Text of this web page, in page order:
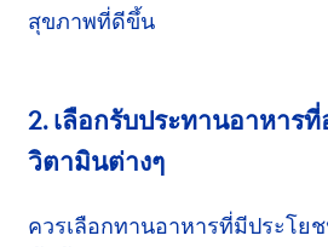
สุขภาพที่ดีขึ้น
2. เลือกรับประทานอาหาร
วิตามินต่างๆ
ควรเลือกทานอาหารที่มีประโย